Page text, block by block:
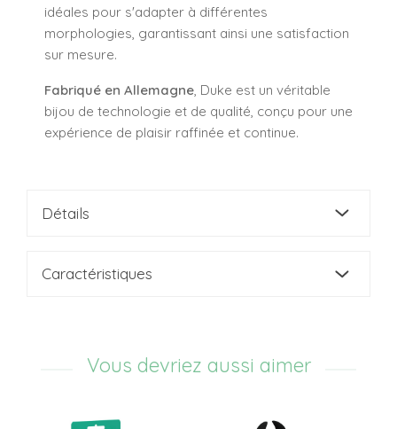
idéales pour s'adapter à différentes
morphologies, garantissant ainsi une satisfaction
sur mesure.
Fabriqué en Allemagne, Duke est un véritable
bijou de technologie et de qualité, conçu pour une
expérience de plaisir raffinée et continue.
Détails
Caractéristiques
Vous devriez aussi aimer